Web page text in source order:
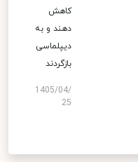
کاهش
دهند و به
دیپلماسی
بازگردند
1405/04/
25